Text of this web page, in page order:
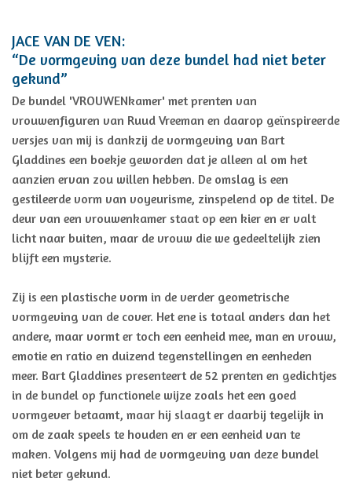
JACE VAN DE VEN:
“De vormgeving van deze bundel had niet beter
gekund”
De bundel 'VROUWENkamer' met prenten van
vrouwenfiguren van Ruud Vreeman en daarop geïnspireerde
versjes van mij is dankzij de vormgeving van Bart
Gladdines een boekje geworden dat je alleen al om het
aanzien ervan zou willen hebben. De omslag is een
gestileerde vorm van voyeurisme, zinspelend op de titel. De
deur van een vrouwenkamer staat op een kier en er valt
licht naar buiten, maar de vrouw die we gedeeltelijk zien
blijft een mysterie.
Zij is een plastische vorm in de verder geometrische
vormgeving van de cover. Het ene is totaal anders dan het
andere, maar vormt er toch een eenheid mee, man en vrouw,
emotie en ratio en duizend tegenstellingen en eenheden
meer. Bart Gladdines presenteert de 52 prenten en gedichtjes
in de bundel op functionele wijze zoals het een goed
vormgever betaamt, maar hij slaagt er daarbij tegelijk in
om de zaak speels te houden en er een eenheid van te
maken. Volgens mij had de vormgeving van deze bundel
niet beter gekund.